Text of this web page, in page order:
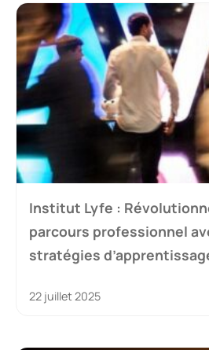
Institut Lyfe :
parcours professionnel
stratégies
22 juillet 2025